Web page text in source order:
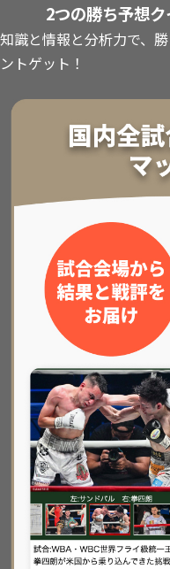
2つの勝ち予想
知識と情報と分析力で、
ントゲット！